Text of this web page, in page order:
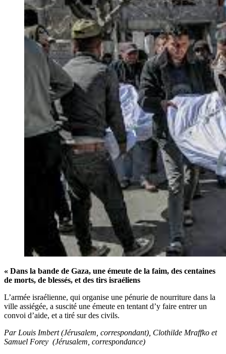
« Dans la bande de Gaza, une émeute de la faim, des centaines
de morts, de blessés, et des tirs israéliens
L’armée israélienne, qui organise une pénurie de nourriture dans la
ville assiégée, a suscité une émeute en tentant d’y faire entrer un
convoi d’aide, et a tiré sur des civils.
Par Louis Imbert (Jérusalem, correspondant), Clothilde Mraffko et
Samuel Forey (Jérusalem, correspondance)